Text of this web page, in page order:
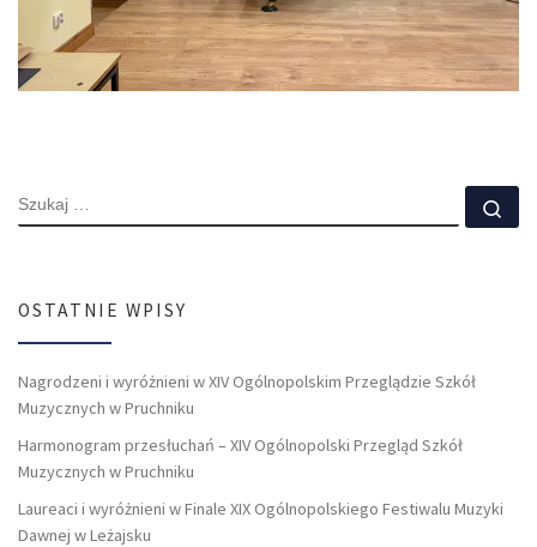
SZUKAJ
OSTATNIE WPISY
Nagrodzeni i wyróżnieni w XIV Ogólnopolskim Przeglądzie Szkół
Muzycznych w Pruchniku
Harmonogram przesłuchań – XIV Ogólnopolski Przegląd Szkół
Muzycznych w Pruchniku
Laureaci i wyróżnieni w Finale XIX Ogólnopolskiego Festiwalu Muzyki
Dawnej w Leżajsku